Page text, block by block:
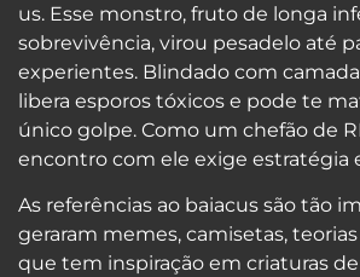
us. Esse monstro, fruto de longa
sobrevivência, virou pesadelo até
experientes. Blindado com
libera esporos tóxicos e pode te
único golpe. Como um chefão de
encontro com ele exige estratégia
As referências ao baiacus são tão
geraram memes, camisetas,
que tem inspiração em criaturas